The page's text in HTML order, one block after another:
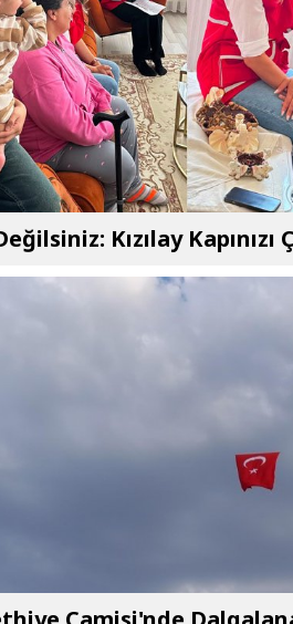
Kızılay Kapınızı